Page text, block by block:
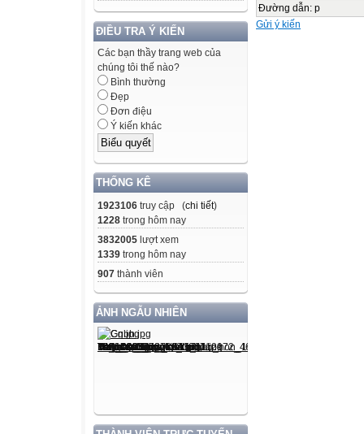
ĐIỀU TRA Ý KIẾN
Các bạn thầy trang web của
chúng tôi thế nào?
Bình thường
Đẹp
Đơn điệu
Ý kiến khác
THỐNG KÊ
1923106 truy cập (chi tiết)
1228 trong hôm nay
3832005 lượt xem
1339 trong hôm nay
907 thành viên
ẢNH NGẪU NHIÊN
Đường dẫn: p
Gửi ý kiến